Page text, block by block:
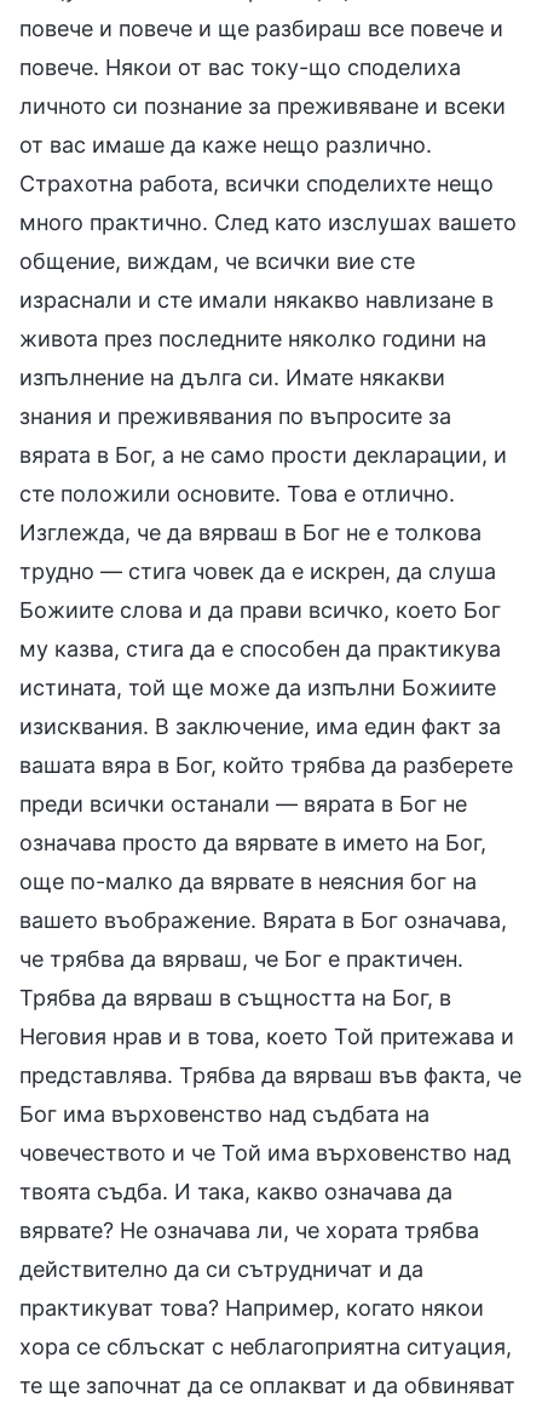
повече и повече и ще разбираш все повече и
повече. Някои от вас току-що споделиха
личното си познание за преживяване и всеки
от вас имаше да каже нещо различно.
Страхотна работа, всички споделихте нещо
много практично. След като изслушах вашето
общение, виждам, че всички вие сте
израснали и сте имали някакво навлизане в
живота през последните няколко години на
изпълнение на дълга си. Имате някакви
знания и преживявания по въпросите за
вярата в Бог, а не само прости декларации, и
сте положили основите. Това е отлично.
Изглежда, че да вярваш в Бог не е толкова
трудно — стига човек да е искрен, да слуша
Божиите слова и да прави всичко, което Бог
му казва, стига да е способен да практикува
истината, той ще може да изпълни Божиите
изисквания. В заключение, има един факт за
вашата вяра в Бог, който трябва да разберете
преди всички останали — вярата в Бог не
означава просто да вярвате в името на Бог,
още по-малко да вярвате в неясния бог на
вашето въображение. Вярата в Бог означава,
че трябва да вярваш, че Бог е практичен.
Трябва да вярваш в същността на Бог, в
Неговия нрав и в това, което Той притежава и
представлява. Трябва да вярваш във факта, че
Бог има върховенство над съдбата на
човечеството и че Той има върховенство над
твоята съдба. И така, какво означава да
вярвате? Не означава ли, че хората трябва
действително да си сътрудничат и да
практикуват това? Например, когато някои
хора се сблъскат с неблагоприятна ситуация,
те ще започнат да се оплакват и да обвиняват